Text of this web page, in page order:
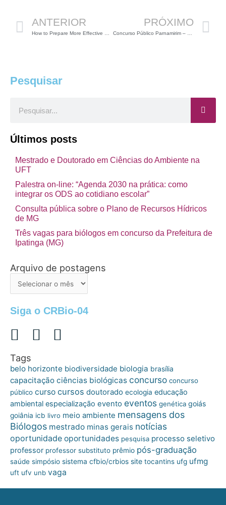
ANTERIOR
How to Prepare More Effective Scientific Documents
PRÓXIMO
Concurso Público Parnamirim – RN (01 vaga para Biólogos)
Pesquisar
Últimos posts
Mestrado e Doutorado em Ciências do Ambiente na
UFT
Palestra on-line: “Agenda 2030 na prática: como
integrar os ODS ao cotidiano escolar”
Consulta pública sobre o Plano de Recursos Hídricos
de MG
Três vagas para biólogos em concurso da Prefeitura de
Ipatinga (MG)
Arquivo de postagens
Arquivo
Siga o CRBio-04
Tags
belo horizonte biodiversidade biologia brasília
capacitação ciências biológicas concurso concurso
público curso cursos doutorado ecologia educação
ambiental especialização evento eventos genética goiás
goiânia icb livro meio ambiente mensagens dos
Biólogos mestrado minas gerais notícias
oportunidade oportunidades pesquisa processo seletivo
professor professor substituto prêmio pós-graduação
saúde simpósio sistema cfbio/crbios site tocantins ufg ufmg
uft ufv unb vaga